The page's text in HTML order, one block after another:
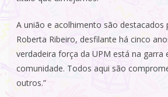
A união e acolhimento são destacados
Roberta Ribeiro, desfilante há cinco
verdadeira força da UPM está na garra
comunidade. Todos aqui são
outros.”